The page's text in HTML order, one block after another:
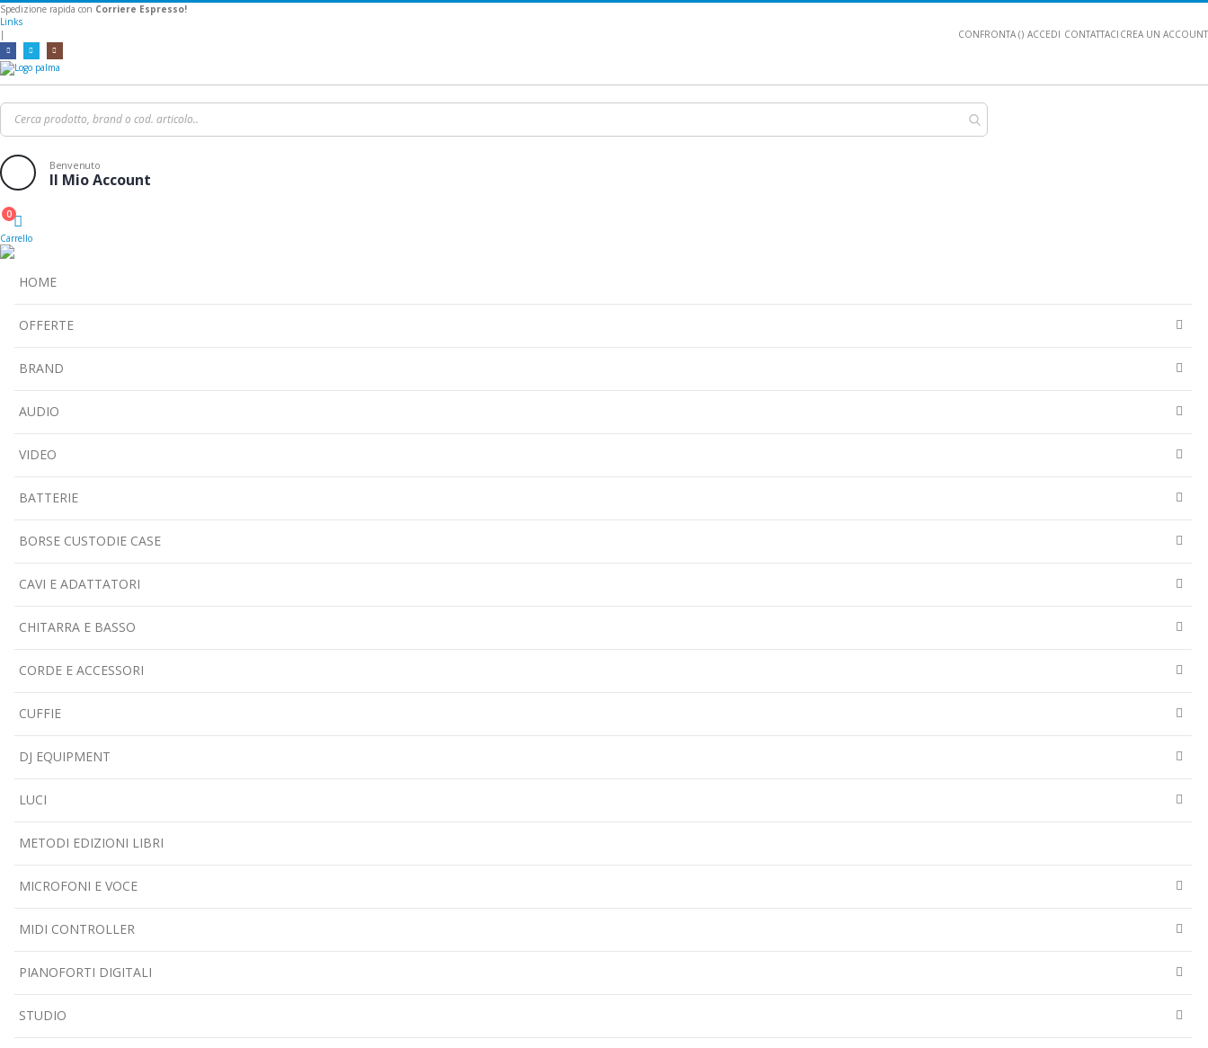
Spedizione rapida con Corriere Espresso!
Links
CONFRONTA () ACCEDI CONTATTACI CREA UN ACCOUNT
|
Benvenuto
Il Mio Account
Cart
0
Carrello
HOME
OFFERTE
BRAND
AUDIO
VIDEO
BATTERIE
BORSE CUSTODIE CASE
CAVI E ADATTATORI
CHITARRA E BASSO
CORDE E ACCESSORI
CUFFIE
DJ EQUIPMENT
LUCI
METODI EDIZIONI LIBRI
MICROFONI E VOCE
MIDI CONTROLLER
PIANOFORTI DIGITALI
STUDIO